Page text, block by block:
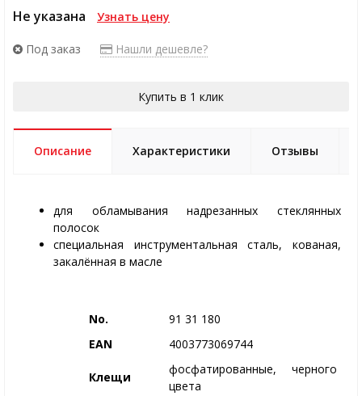
Не указана Узнать цену
Под заказ Нашли дешевле?
Купить в 1 клик
Описание Характеристики Отзывы
для обламывания надрезанных стеклянных
полосок
специальная инструментальная сталь, кованая,
закалённая в масле
No.
91 31 180
EAN
4003773069744
Клещи
фосфатированные, черного
цвета